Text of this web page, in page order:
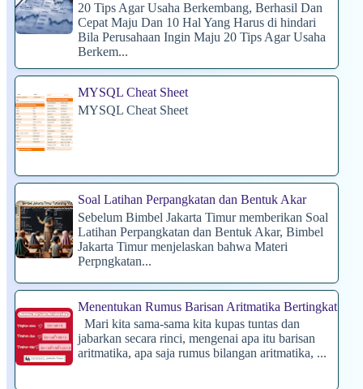
20 Tips Agar Usaha Berkembang, Berhasil Dan
Cepat Maju Dan 10 Hal Yang Harus di hindari
Bila Perusahaan Ingin Maju 20 Tips Agar Usaha
Berkem...
MYSQL Cheat Sheet
MYSQL Cheat Sheet
Soal Latihan Perpangkatan dan Bentuk Akar
Sebelum Bimbel Jakarta Timur memberikan Soal
Latihan Perpangkatan dan Bentuk Akar, Bimbel
Jakarta Timur menjelaskan bahwa Materi
Perpngkatan...
Menentukan Rumus Barisan Aritmatika Bertingkat
Mari kita sama-sama kita kupas tuntas dan
jabarkan secara rinci, mengenai apa itu barisan
aritmatika, apa saja rumus bilangan aritmatika, ...